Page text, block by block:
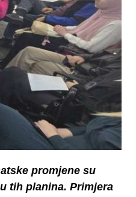
promjene su
tih planina. Primjera